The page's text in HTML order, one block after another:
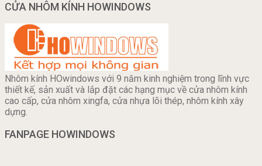
CỬA NHÔM KÍNH HOWINDOWS
Nhôm kính HOwindows với 9 năm kinh nghiệm trong lĩnh vực
thiết kế, sản xuất và lắp đặt các hạng mục về cửa nhôm kính
cao cấp, cửa nhôm xingfa, cửa nhựa lõi thép, nhôm kính xây
dựng.
FANPAGE HOWINDOWS